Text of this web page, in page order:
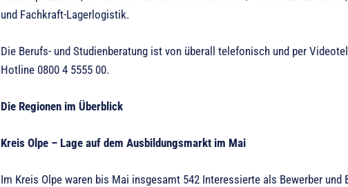
und Fachkraft-Lagerlogistik.
Die Berufs- und Studienberatung ist von überall telefonisch und per
Hotline 0800 4 5555 00.
Die Regionen im Überblick
Kreis Olpe – Lage auf dem Ausbildungsmarkt im Mai
Im Kreis Olpe waren bis Mai insgesamt 542 Interessierte als Bewerber